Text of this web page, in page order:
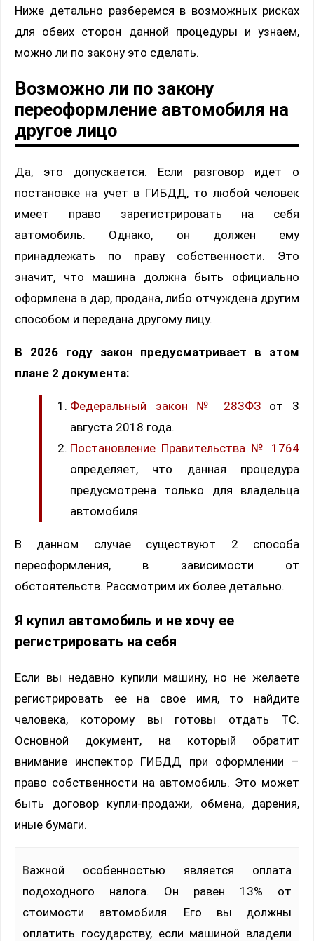
Ниже детально разберемся в возможных рисках
для обеих сторон данной процедуры и узнаем,
можно ли по закону это сделать.
Возможно ли по закону
переоформление автомобиля на
другое лицо
Да, это допускается. Если разговор идет о
постановке на учет в ГИБДД, то любой человек
имеет право зарегистрировать на себя
автомобиль. Однако, он должен ему
принадлежать по праву собственности. Это
значит, что машина должна быть официально
оформлена в дар, продана, либо отчуждена другим
способом и передана другому лицу.
В 2026 году закон предусматривает в этом
плане 2 документа:
Федеральный закон № 283ФЗот 3
августа 2018 года.
Постановление Правительства № 1764
определяет, что данная процедура
предусмотрена только для владельца
автомобиля.
В данном случае существуют 2 способа
переоформления, в зависимости от
обстоятельств. Рассмотрим их более детально.
Я купил автомобиль и не хочу ее
регистрировать на себя
Если вы недавно купили машину, но не желаете
регистрировать ее на свое имя, то найдите
человека, которому вы готовы отдать ТС.
Основной документ, на который обратит
внимание инспектор ГИБДД при оформлении –
право собственности на автомобиль. Это может
быть договор купли-продажи, обмена, дарения,
иные бумаги.
Важной особенностью является оплата
подоходного налога. Он равен 13% от
стоимости автомобиля. Его вы должны
оплатить государству, если машиной владели